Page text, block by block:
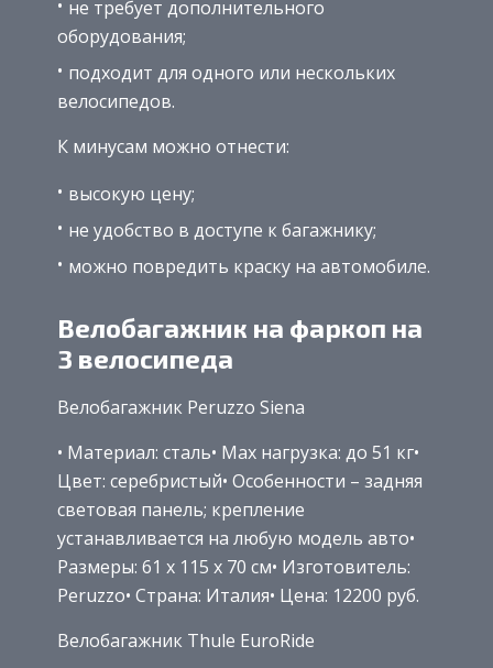
не требует дополнительного
оборудования;
подходит для одного или нескольких
велосипедов.
К минусам можно отнести:
высокую цену;
не удобство в доступе к багажнику;
можно повредить краску на автомобиле.
Велобагажник на фаркоп на
3 велосипеда
Велобагажник Peruzzo Siena
• Материал: сталь• Max нагрузка: до 51 кг•
Цвет: серебристый• Особенности – задняя
световая панель; крепление
устанавливается на любую модель авто•
Размеры: 61 х 115 х 70 см• Изготовитель:
Peruzzo• Страна: Италия• Цена: 12200 руб.
Велобагажник Thule EuroRide